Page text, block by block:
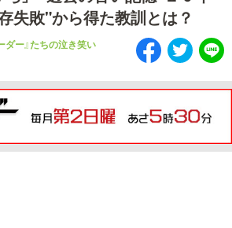
レストランだけじゃない
「水野真紀の魔法のレスト
ラン」
、
池上彰のニュース解説が
読める！「生！池上彰×山
里亮太」
失敗"から得た教訓とは？
ダー』たちの泣き笑い